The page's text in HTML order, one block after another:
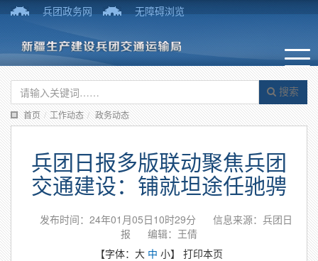
兵团政务网 无障碍浏览
搜索
首页 / 工作动态 / 政务动态
兵团日报多版联动聚焦兵团
交通建设：铺就坦途任驰骋
发布时间：24年01月05日10时29分
信息来源：兵团日
报
编辑：王倩
【字体： 大 中 小】 打印本页